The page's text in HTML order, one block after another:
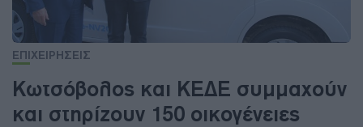
ΕΠΙΧΕΙΡΗΣΕΙΣ
Κωτσόβολος και ΚΕΔΕ συμμαχούν
και στηρίζουν 150 οικογένειες